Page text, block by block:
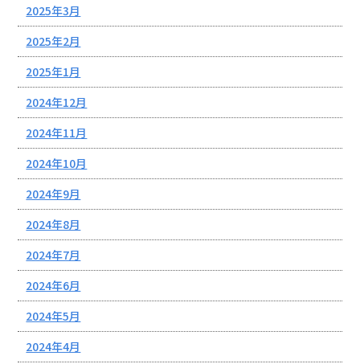
2025年3月
2025年2月
2025年1月
2024年12月
2024年11月
2024年10月
2024年9月
2024年8月
2024年7月
2024年6月
2024年5月
2024年4月